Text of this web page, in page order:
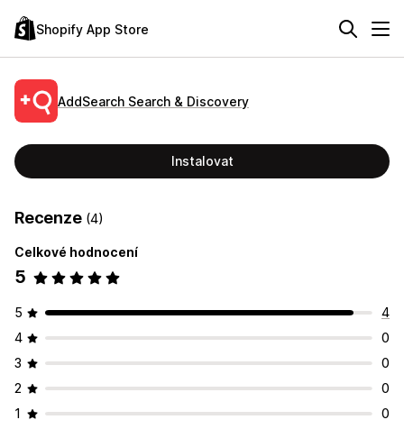
Shopify App Store
AddSearch Search & Discovery
Instalovat
Recenze (4)
Celkové hodnocení
5
5
4
4
0
3
0
2
0
1
0